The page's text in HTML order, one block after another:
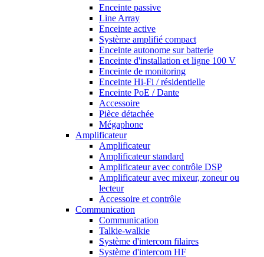
Enceinte passive
Line Array
Enceinte active
Système amplifié compact
Enceinte autonome sur batterie
Enceinte d'installation et ligne 100 V
Enceinte de monitoring
Enceinte Hi-Fi / résidentielle
Enceinte PoE / Dante
Accessoire
Pièce détachée
Mégaphone
Amplificateur
Amplificateur
Amplificateur standard
Amplificateur avec contrôle DSP
Amplificateur avec mixeur, zoneur ou
lecteur
Accessoire et contrôle
Communication
Communication
Talkie-walkie
Système d'intercom filaires
Système d'intercom HF